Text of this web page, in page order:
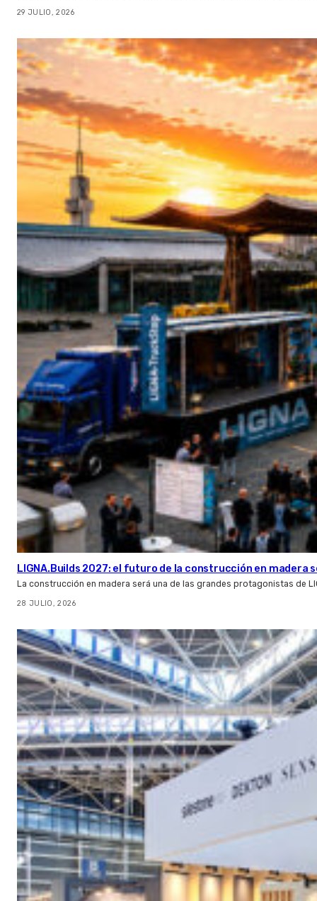
29 JULIO, 2026
LIGNA.Builds 2027: el futuro de la construcción en madera
La construcción en madera será una de las grandes protagonistas de
28 JULIO, 2026